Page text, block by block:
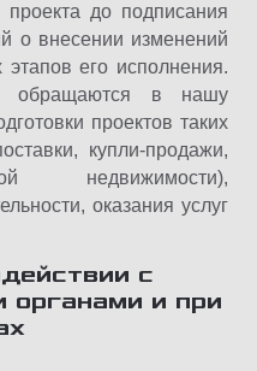
до подписания
о внесении изменений
его исполнения.
обращаются в нашу
проектов таких
купли-продажи,
недвижимости),
оказания услуг
с
органами и при